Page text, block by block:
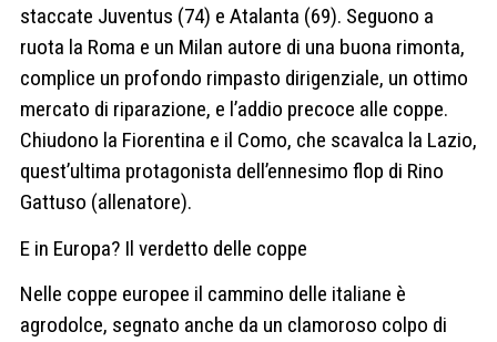
staccate Juventus (74) e Atalanta (69). Seguono a
ruota la Roma e un Milan autore di una buona rimonta,
complice un profondo rimpasto dirigenziale, un ottimo
mercato di riparazione, e l’addio precoce alle coppe.
Chiudono la Fiorentina e il Como, che scavalca la Lazio,
quest’ultima protagonista dell’ennesimo flop di Rino
Gattuso (allenatore).
E in Europa? Il verdetto delle coppe
Nelle coppe europee il cammino delle italiane è
agrodolce, segnato anche da un clamoroso colpo di